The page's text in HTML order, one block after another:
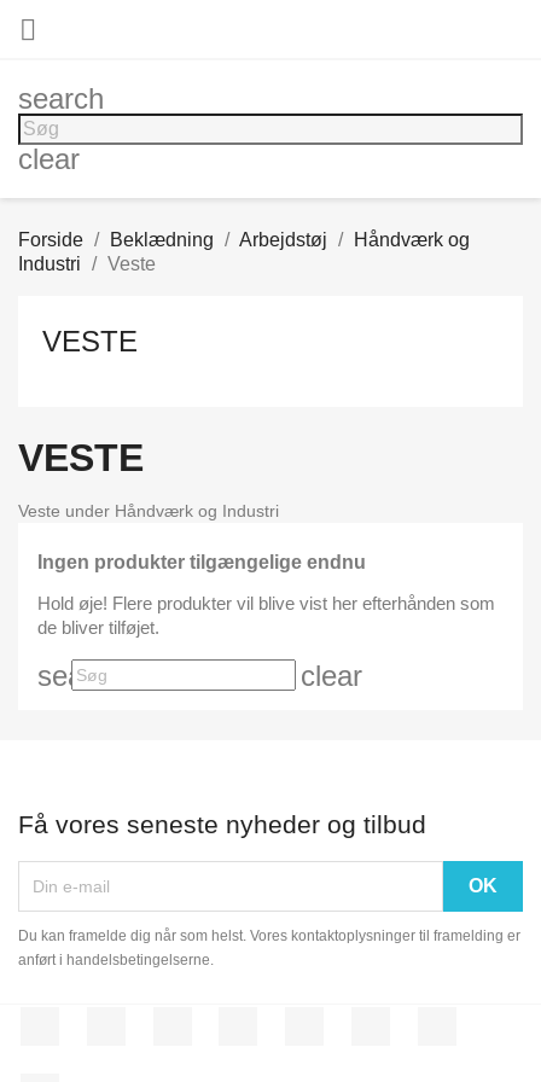

search
clear
Forside Beklædning Arbejdstøj
Håndværk og
Industri
Veste
VESTE
VESTE
Veste under Håndværk og Industri
Ingen produkter tilgængelige endnu
Hold øje! Flere produkter vil blive vist her efterhånden som
de bliver tilføjet.
search clear
Få vores seneste nyheder og tilbud
Du kan framelde dig når som helst. Vores kontaktoplysninger til framelding er
anført i handelsbetingelserne.